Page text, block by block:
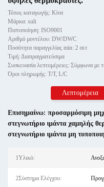
Τόπος καταγωγής: Κίνα
Μάρκα: suli
Πιστοποίηση: ISO9001
Αριθμό μοντέλου: DW/DWC
Ποσότητα παραγγελίας min: 2 σετ
Τιμή: Διαπραγματεύσιμα
Συσκευασία λεπτομέρειες: Σύμφωνα με
Όροι πληρωμής: T/T, L/C
Λεπτομέρεια
Επισημαίνω: προσαρμόσιμη
στεγνωτήριο ιμάντα χαμηλής
στεγνωτήριο ιμάντα μη
1Υλικό:
2Σύστημα Ελέγχου: